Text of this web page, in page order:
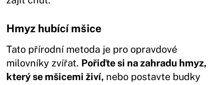
Hmyz hubící mšice
Tato přírodní metoda je pro opravdové
milovníky zvířat. Pořiďte si na zahradu hmyz,
který se mšicemi živí, nebo postavte budky